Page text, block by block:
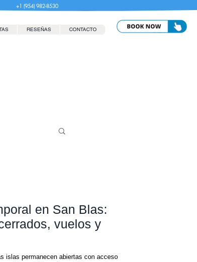
+1 (954) 982-8530
RESEÑAS CONTACTO
en San Blas:
vuelos y
islas permanecen abiertas con acceso